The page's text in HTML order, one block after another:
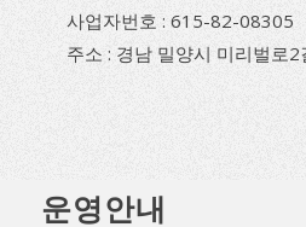
사업자번호 : 615-82-08305
주소 : 경남 밀양시 미리벌로
운영안내